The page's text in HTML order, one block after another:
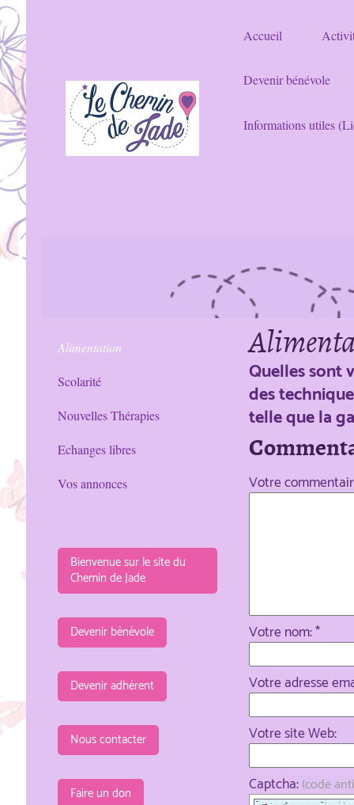
Accueil
Devenir bénévole
Informations utiles
Quelles sont
des
telle que la
Votre
Votre nom: *
Votre adresse
Votre site Web:
Captcha:(code
Alimentation
Scolarité
Nouvelles Thérapies
Echanges libres
Vos annonces
Bienvenue sur le site du
Chemin de Jade
Devenir bénévole
Devenir adhérent
Nous contacter
Faire un don